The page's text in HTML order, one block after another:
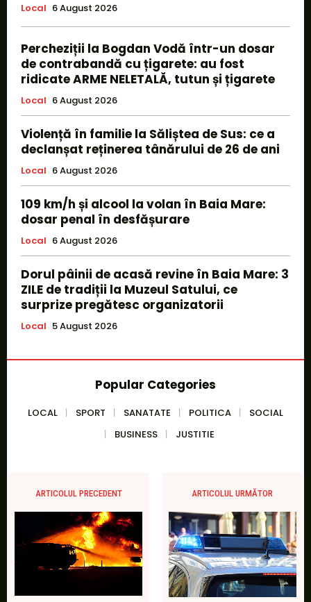
Local 6 August 2026
Percheziții la Bogdan Vodă într-un dosar
de contrabandă cu țigarete: au fost
ridicate ARME NELETALĂ, tutun și țigarete
Local 6 August 2026
Violență în familie la Săliștea de Sus: ce a
declanșat reținerea tânărului de 26 de ani
Local 6 August 2026
109 km/h și alcool la volan în Baia Mare:
dosar penal în desfășurare
Local 6 August 2026
Dorul pâinii de acasă revine în Baia Mare: 3
ZILE de tradiții la Muzeul Satului, ce
surprize pregătesc organizatorii
Local 5 August 2026
Popular Categories
LOCAL SPORT SANATATE POLITICA
SOCIAL
BUSINESS
JUSTITIE
ARTICOLUL PRECEDENT ARTICOLUL URMĂTOR